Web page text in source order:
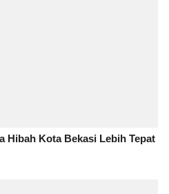
Hibah Kota Bekasi Lebih Tepat